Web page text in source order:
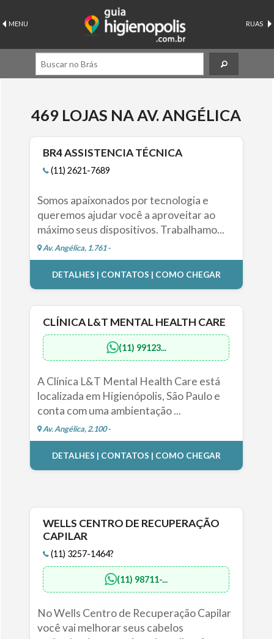
RUAS
MENU
469 LOJAS NA AV. ANGÉLICA
BR4 ASSISTENCIA TÉCNICA
(11) 2621-7689
Somos apaixonados por tecnologia e
queremos ajudar você a aproveitar ao
máximo seus dispositivos. Trabalhamo...
Av. Angélica, 1.761 -
DETALHES | CONTATOS | COMO CHEGAR
CLÍNICA L&T MENTAL HEALTH CARE
(11) 99123...
A Clínica L&T Mental Health Care está
localizada em Higienópolis, São Paulo e
conta com uma ambientação ...
Av. Angélica, 2.100 -
DETALHES | CONTATOS | COMO CHEGAR
WELLS CENTRO DE RECUPERAÇÃO
CAPILAR
(11) 3257-1464?
(11) 98711-...
No Wells Centro de Recuperação Capilar
você vai melhorar seus cabelos